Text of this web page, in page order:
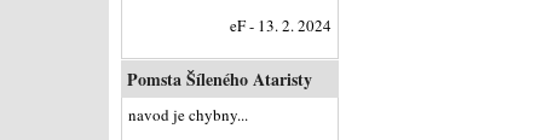
eF - 13. 2. 2024
Pomsta Šíleného Ataristy
navod je chybny...